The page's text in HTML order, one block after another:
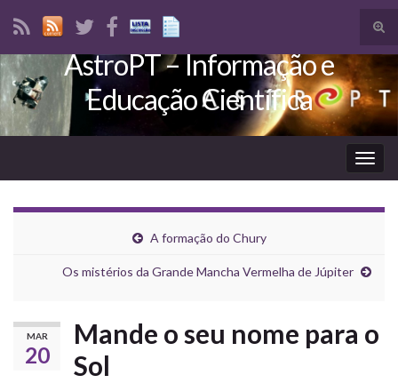
Search for:
AstroPT – Informação e
Educação Científica
A formação do Chury
Os mistérios da Grande Mancha Vermelha de Júpiter
MAR
20
Mande o seu nome para o
Sol